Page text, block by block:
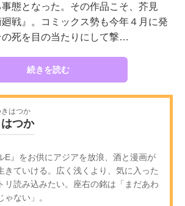
事態となった。その作品こそ、芥見
戦』。コミックス勢も今年４月に発
死を目の当たりにして撃…
続きを読む
きはつか
つか
E』をお供にアジアを放浪、酒と漫画が
きていける。広く浅くより、気に入った
リ読み込みたい。座右の銘は「まだあわ
ない」。